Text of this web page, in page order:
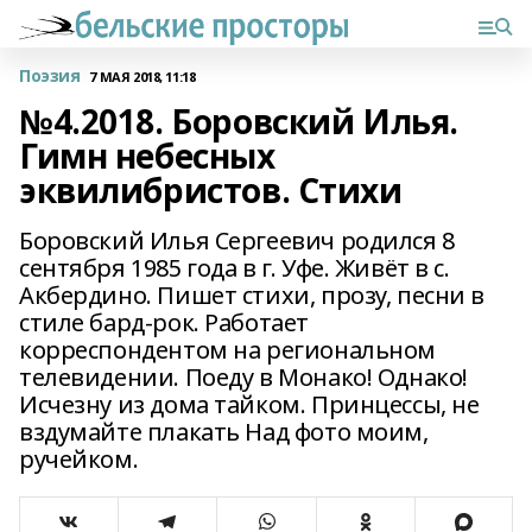
Поэзия 7 МАЯ 2018, 11:18
№4.2018. Боровский Илья.
Гимн небесных
эквилибристов. Стихи
Боровский Илья Сергеевич родился 8
сентября 1985 года в г. Уфе. Живёт в с.
Акбердино. Пишет стихи, прозу, песни в
стиле бард-рок. Работает
корреспондентом на региональном
телевидении. Поеду в Монако! Однако!
Исчезну из дома тайком. Принцессы, не
вздумайте плакать Над фото моим,
ручейком.